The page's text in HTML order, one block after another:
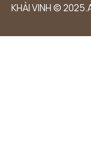
KHẢI VINH ©